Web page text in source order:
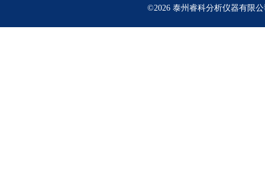
©2026 泰州睿科分析仪器有限